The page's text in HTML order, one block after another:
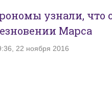
узнали, что
Марса
22 ноября 2016